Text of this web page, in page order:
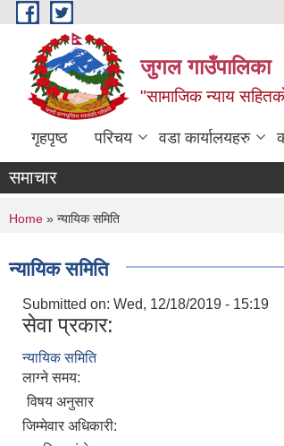
Skip to main content
जुगल गाउँपालिका
"सामाजिक न्याय
गृहपृष्ठ परिचय वडा कार्यालयहरु
समाचार
You are here
Home » न्यायिक समिति
न्यायिक समिति
Submitted on: Wed, 12/18/2019 - 15:19
सेवा प्रकार:
न्यायिक समिति
लाग्ने समय:
विषय अनुसार
जिम्मेवार अधिकारी: